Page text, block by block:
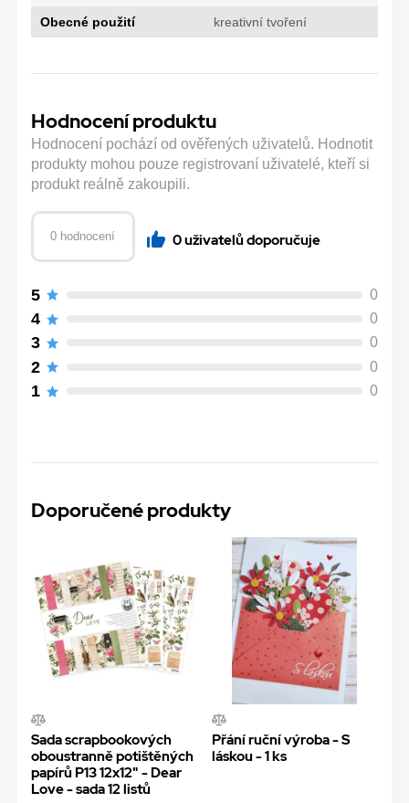
Obecné použití kreativní tvoření
Hodnocení produktu
Hodnocení pochází od ověřených uživatelů. Hodnotit
produkty mohou pouze registrovaní uživatelé, kteří si
produkt reálně zakoupili.
0 hodnocení 0 uživatelů doporučuje
5 0
4 0
3 0
2 0
1 0
Doporučené produkty
Sada scrapbookových
oboustranně potištěných
papírů P13 12x12" - Dear
Love - sada 12 listů
Přání ruční výroba - S
láskou - 1 ks